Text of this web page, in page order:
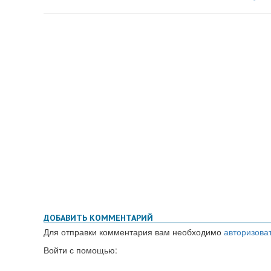
ДОБАВИТЬ КОММЕНТАРИЙ
Для отправки комментария вам необходимо
Войти с помощью: